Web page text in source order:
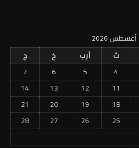
أغسطس 2026
ث أرب خ
ج
4
5
6
7
11
12
13
14
18
19
20
21
25
26
27
28